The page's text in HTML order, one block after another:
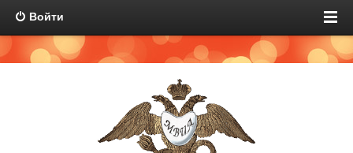
Войти